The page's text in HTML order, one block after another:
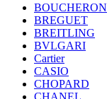
BOUCHERON
BREGUET
BREITLING
BVLGARI
Cartier
CASIO
CHOPARD
CHANEL